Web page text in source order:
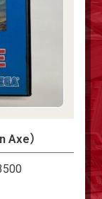
Axe）